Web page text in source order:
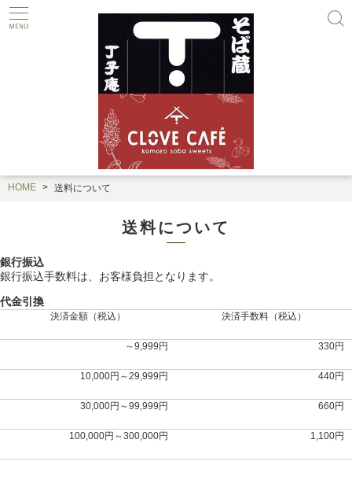
HOME 送料について
送料について
銀行振込
銀行振込手数料は、お客様負担となります。
代金引換
決済金額（税込） 決済手数料（税込）
～9,999円 330円
10,000円～29,999円 440円
30,000円～99,999円 660円
100,000円～300,000円 1,100円